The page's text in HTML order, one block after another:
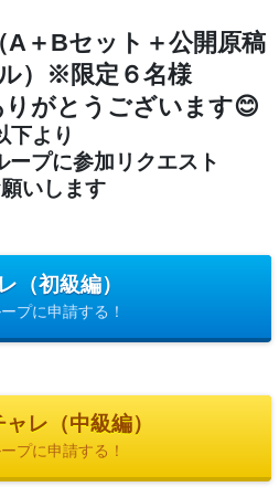
＋Bセット＋公開原稿
）※限定６名様
がとうございます😊
下より
プに参加リクエスト
いします
（初級編）
プに申請する！
レ（中級編）
プに申請する！